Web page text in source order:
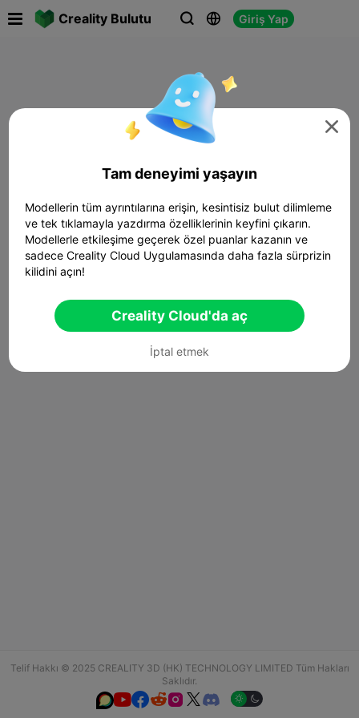
Creality Bulutu   Giriş Yap
Telif Hakkı © 2025 CREALITY 3D (HK) TECHNOLOGY LIMITED Tüm Hakları
Saklıdır.
  

Tam deneyimi yaşayın
Modellerin tüm ayrıntılarına erişin, kesintisiz bulut dilimleme
ve tek tıklamayla yazdırma özelliklerinin keyfini çıkarın.
Modellerle etkileşime geçerek özel puanlar kazanın ve
sadece Creality Cloud Uygulamasında daha fazla sürprizin
kilidini açın!
Creality Cloud'da aç
İptal etmek